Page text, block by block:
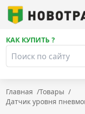
КАК КУПИТЬ ?
Главная /Товары /
Датчик уровня